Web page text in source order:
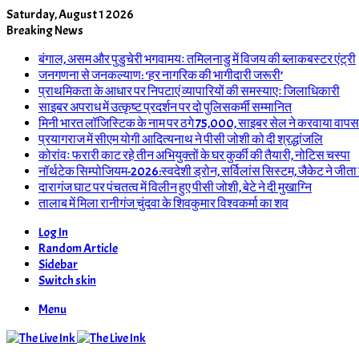
Saturday, August 1 2026
Breaking News
बंगाल, असम और पुडुचेरी भगवामयः तमिलनाडु में विजय की ब्लाकबस्टर एंट्री
जनगणना से जनकल्याण: ‘हर नागरिक की भागीदारी जरूरी’
प्राथमिकता के आधार पर निपटाएं व्यापारियों की समस्याएः जिलाधिकारी
साइबर अपराध में उत्कृष्ट प्रदर्शन पर दो पुलिसकर्मी सम्मानित
मिनी भारत लॉजिस्टिक के नाम पर ठगे 75,000, साइबर सेल ने करवाया वापस
प्रयागराज में सीएम योगी आदित्यनाथ ने पीसी जोशी को दी श्रद्धांजलि
कोरांवः फरारी काट रहे तीन अभियुक्तों के घर कुर्की की तैयारी, नोटिस चस्पा
नॉर्थटेक सिम्पोजियम-2026:स्वदेशी ड्रोन, सर्विलांस सिस्टम, जैकेट ने जीता
दारागंज घाट पर पंचतत्व में विलीन हुए पीसी जोशी, बेटे ने दी मुखाग्नि
तालाब में मिला रानीगंज चुंदवा के शिवकुमार विश्वकर्मा का शव
Log In
Random Article
Sidebar
Switch skin
Menu